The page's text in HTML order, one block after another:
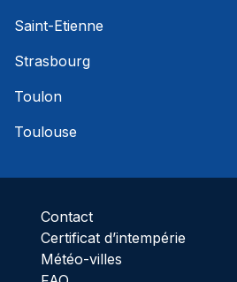
Saint-Etienne
Strasbourg
Toulon
Toulouse
Contact
Certificat d’intempérie
Météo-villes